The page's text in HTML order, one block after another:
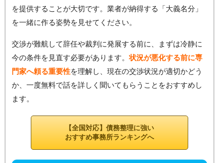
を提供することが大切です。業者が納得する「大義名分」
を一緒に作る姿勢を見せてください。
交渉が難航して辞任や裁判に発展する前に、まずは冷静に
今の条件を見直す必要があります。状況が悪化する前に専
門家へ頼る重要性を理解し、現在の交渉状況が適切かどう
か、一度無料で話を詳しく聞いてもらうことをおすすめし
ます。
【全国対応】債務整理に強い
おすすめ事務所ランキングへ